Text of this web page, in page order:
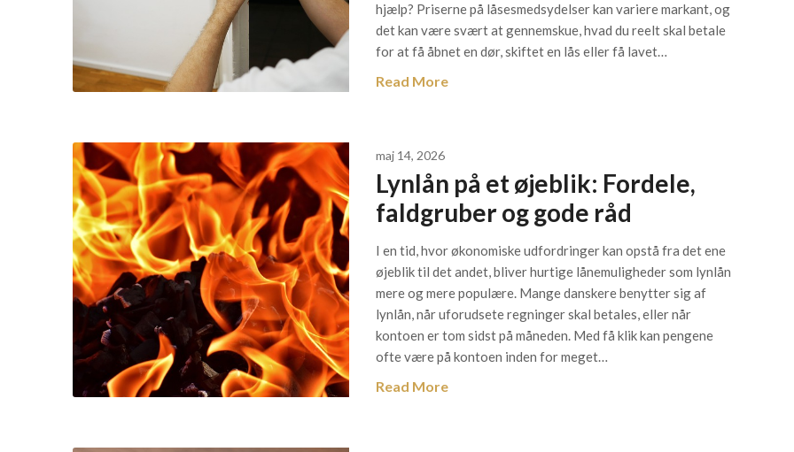
hjælp? Priserne på låsesmedsydelser kan variere markant, og
det kan være svært at gennemskue, hvad du reelt skal betale
for at få åbnet en dør, skiftet en lås eller få lavet…
Read More
maj 14, 2026
Lynlån på et øjeblik: Fordele,
faldgruber og gode råd
I en tid, hvor økonomiske udfordringer kan opstå fra det ene
øjeblik til det andet, bliver hurtige lånemuligheder som lynlån
mere og mere populære. Mange danskere benytter sig af
lynlån, når uforudsete regninger skal betales, eller når
kontoen er tom sidst på måneden. Med få klik kan pengene
ofte være på kontoen inden for meget…
Read More